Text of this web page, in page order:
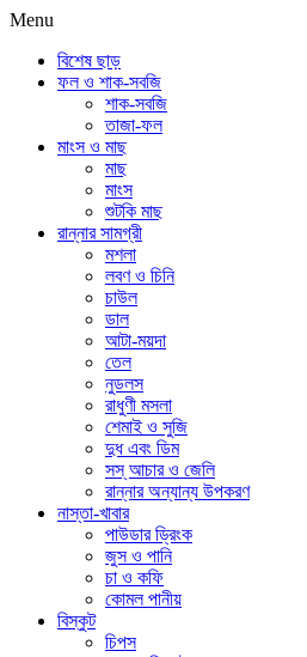
Menu
বিশেষ ছাড়
ফল ও শাক-সবজি
শাক-সবজি
তাজা-ফল
মাংস ও মাছ
মাছ
মাংস
শুটকি মাছ
রান্নার সামগ্রী
মশলা
লবণ ও চিনি
চাউল
ডাল
আটা-ময়দা
তেল
নুডলস
রাধুণী মসলা
শেমাই ও সুজি
দুধ এবং ডিম
সস্ আচার ও জেলি
রান্নার অন্যান্য উপকরণ
নাস্তা-খাবার
পাউডার ড্রিংক
জুস ও পানি
চা ও কফি
কোমল পানীয়
বিস্কুট
চিপস